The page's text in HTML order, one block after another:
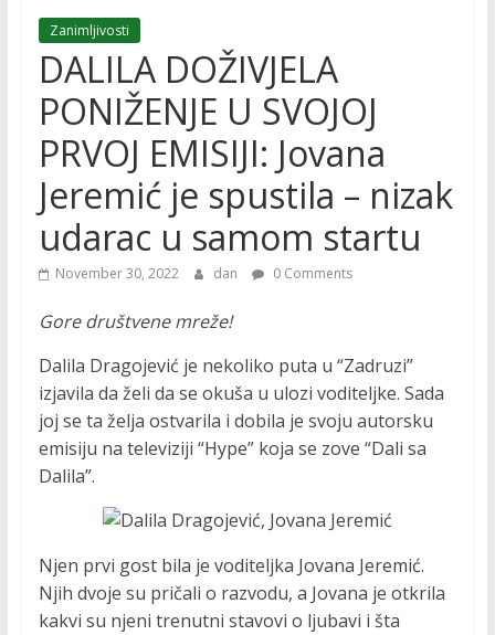
Zanimljivosti
DALILA DOŽIVJELA
PONIŽENJE U SVOJOJ
PRVOJ EMISIJI: Jovana
Jeremić je spustila – nizak
udarac u samom startu
November 30, 2022 dan 0 Comments
Gore društvene mreže!
Dalila Dragojević je nekoliko puta u “Zadruzi”
izjavila da želi da se okuša u ulozi voditeljke. Sada
joj se ta želja ostvarila i dobila je svoju autorsku
emisiju na televiziji “Hype” koja se zove “Dali sa
Dalila”.
Njen prvi gost bila je voditeljka Jovana Jeremić.
Njih dvoje su pričali o razvodu, a Jovana je otkrila
kakvi su njeni trenutni stavovi o ljubavi i šta